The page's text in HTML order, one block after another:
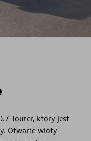
Tourer, który jest
Otwarte wloty